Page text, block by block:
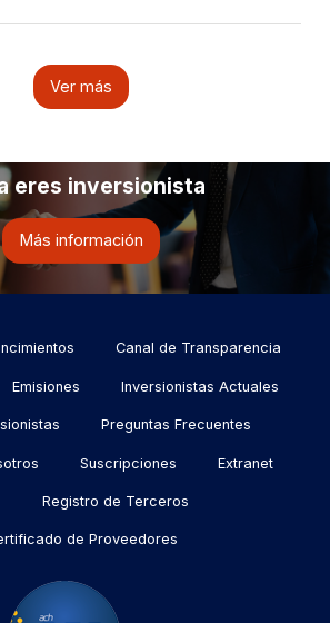
Ver más
eres inversionista
Más información
Canal de Transparencia
Emisiones Inversionistas Actuales
Preguntas Frecuentes
Suscripciones Extranet
Registro de Terceros
de Proveedores